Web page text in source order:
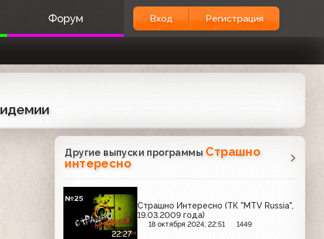
Форум Вход Регистрация
Другие выпуски программы Страшно
интересно
22:27
Страшно Интересно (ТК "MTV Russia",
19.03.2009 года)
18 октября 2024, 22:51 1449